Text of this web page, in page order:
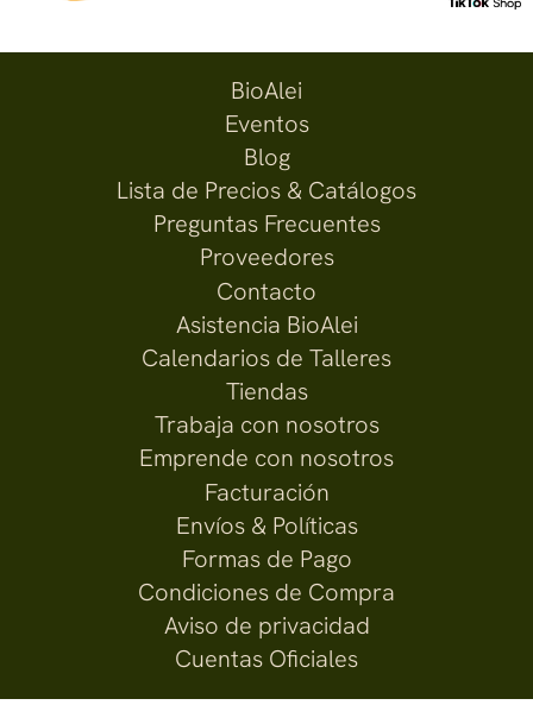
BioAlei
Eventos
Blog
Lista de Precios & Catálogos
Preguntas Frecuentes
Proveedores
Contacto
Asistencia BioAlei
Calendarios de Talleres
Tiendas
Trabaja con nosotros
Emprende con nosotros
Facturación
Envíos & Políticas
Formas de Pago
Condiciones de Compra
Aviso de privacidad
Cuentas Oficiales